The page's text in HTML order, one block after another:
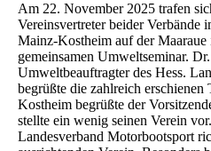
Am 22. November 2025 trafen
Vereinsvertreter beider Verbände
Mainz-Kostheim auf der
gemeinsamen Umweltseminar.
Umweltbeauftragter des Hess.
begrüßte die zahlreich
Kostheim begrüßte der
stellte ein wenig seinen Verein
Landesverband Motorbootsport